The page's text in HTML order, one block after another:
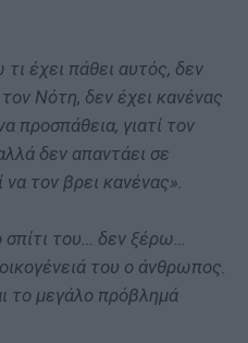
έχει πάθει αυτός, δεν
Νότη, δεν έχει κανένας
προσπάθεια, γιατί τον
δεν απαντάει σε
τον βρει κανένας».
σπίτι του… δεν ξέρω…
του ο άνθρωπος.
το μεγάλο πρόβλημά